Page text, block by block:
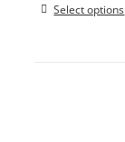
Select options